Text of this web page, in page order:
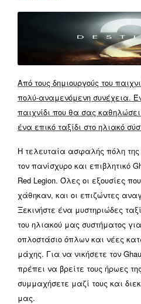
Από τους δημιουργούς του
πολύ-αναμενόμενη συνέχεια.
παιχνίδι που θα σας
ένα επικό ταξίδι στο ηλιακό
H τελευταία ασφαλής πόλη
τον πανίσχυρο και επιβλητικό
Red Legion. Όλες οι εξουσίες
χάθηκαν, και οι επιζώντες
Ξεκινήστε ένα μυστηριώδες
του ηλιακού μας συστήματος
οπλοστάσιο όπλων και νέες
μάχης. Για να νικήσετε τον
πρέπει να βρείτε τους ήρωες
συμμαχήσετε μαζί τους και
μας.